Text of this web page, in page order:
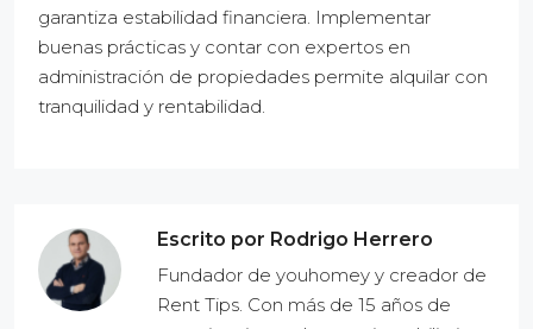
garantiza estabilidad financiera. Implementar
buenas prácticas y contar con expertos en
administración de propiedades permite alquilar con
tranquilidad y rentabilidad.
Escrito por Rodrigo Herrero
Fundador de youhomey y creador de
Rent Tips. Con más de 15 años de